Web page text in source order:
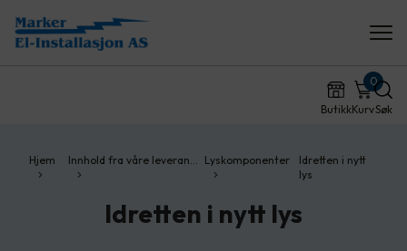
ButikkKurv
0
Søk
Hjem Innhold fra våre leveran… Lyskomponenter
Idretten i nytt
lys
Idretten i nytt lys